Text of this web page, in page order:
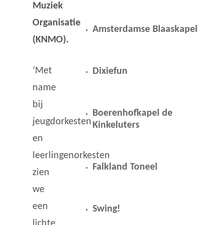
Muziek
Organisatie
(KNMO).
‘Met
name
bij
jeugdorkesten
en
leerlingenorkesten
zien
we
een
Amsterdamse Blaaskapel
Dixiefun
Boerenhofkapel de
Kinkeluters
Falkland Toneel
Swing!